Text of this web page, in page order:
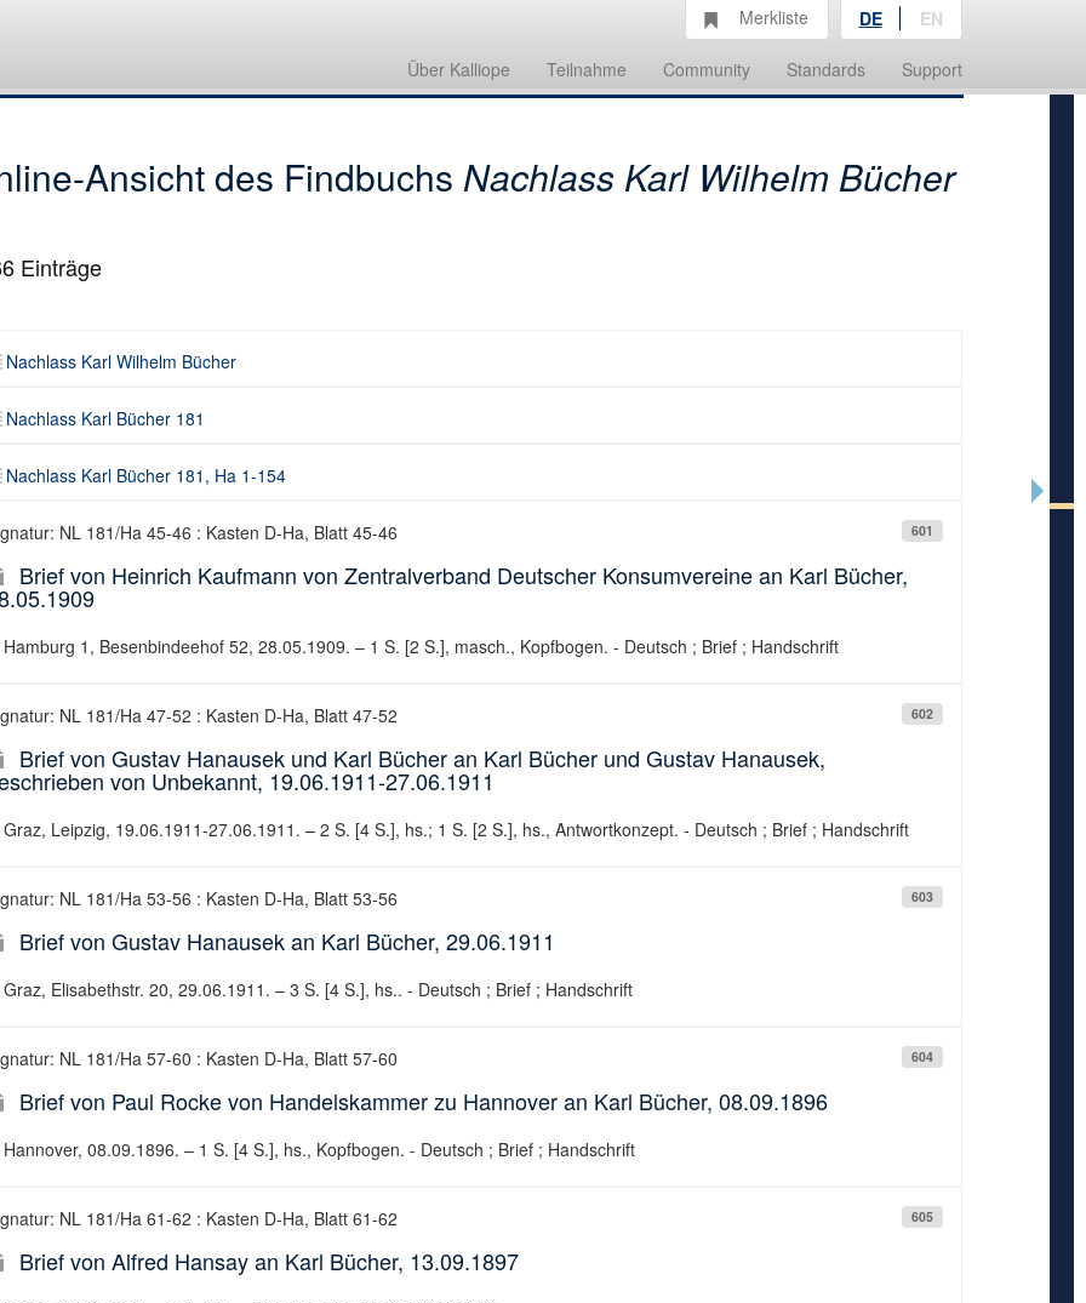
Über Kalliope Teilnahme Community Standards Support
Merkliste DE EN
Ansicht des Findbuchs Nachlass Karl Wilhelm Bücher
Einträge
Nachlass Karl Wilhelm Bücher
Nachlass Karl Bücher 181
Nachlass Karl Bücher 181, Ha 1-154
601
NL 181/Ha 45-46 : Kasten D-Ha, Blatt 45-46
Brief von Heinrich Kaufmann von Zentralverband Deutscher Konsumvereine an Karl Bücher,
Hamburg 1, Besenbindeehof 52, 28.05.1909. – 1 S. [2 S.], masch., Kopfbogen. - Deutsch ; Brief ; Handschrift
602
NL 181/Ha 47-52 : Kasten D-Ha, Blatt 47-52
Brief von Gustav Hanausek und Karl Bücher an Karl Bücher und Gustav Hanausek,
von Unbekannt, 19.06.1911-27.06.1911
Graz, Leipzig, 19.06.1911-27.06.1911. – 2 S. [4 S.], hs.; 1 S. [2 S.], hs., Antwortkonzept. - Deutsch ; Brief ; Handschrift
603
NL 181/Ha 53-56 : Kasten D-Ha, Blatt 53-56
Brief von Gustav Hanausek an Karl Bücher, 29.06.1911
Graz, Elisabethstr. 20, 29.06.1911. – 3 S. [4 S.], hs.. - Deutsch ; Brief ; Handschrift
604
NL 181/Ha 57-60 : Kasten D-Ha, Blatt 57-60
Brief von Paul Rocke von Handelskammer zu Hannover an Karl Bücher, 08.09.1896
Hannover, 08.09.1896. – 1 S. [4 S.], hs., Kopfbogen. - Deutsch ; Brief ; Handschrift
605
NL 181/Ha 61-62 : Kasten D-Ha, Blatt 61-62
Brief von Alfred Hansay an Karl Bücher, 13.09.1897